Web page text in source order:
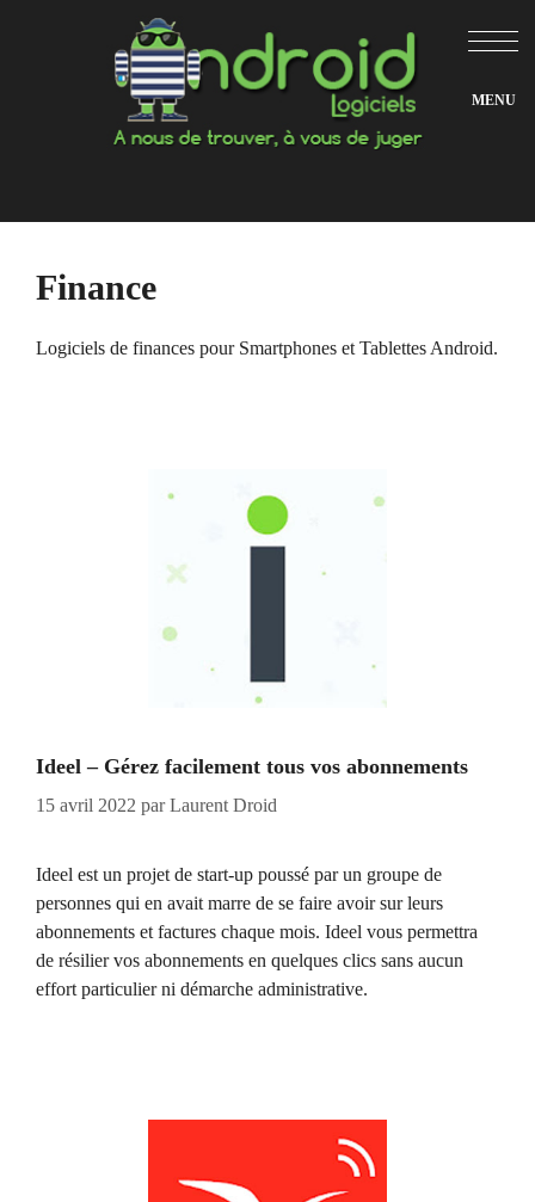
Finance
Logiciels de finances pour Smartphones et Tablettes Android.
Ideel – Gérez facilement tous vos abonnements
15 avril 2022 parLaurent Droid
Ideel est un projet de start-up poussé par un groupe de
personnes qui en avait marre de se faire avoir sur leurs
abonnements et factures chaque mois. Ideel vous permettra
de résilier vos abonnements en quelques clics sans aucun
effort particulier ni démarche administrative.